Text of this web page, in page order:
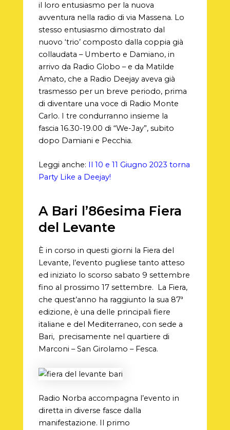
il loro entusiasmo per la nuova
avventura nella radio di via Massena. Lo
stesso entusiasmo dimostrato dal
nuovo ‘trio’ composto dalla coppia già
collaudata – Umberto e Damiano, in
arrivo da Radio Globo – e da Matilde
Amato, che a Radio Deejay aveva già
trasmesso per un breve periodo, prima
di diventare una voce di Radio Monte
Carlo. I tre condurranno insieme la
fascia 16.30-19.00 di “We-Jay”, subito
dopo Damiani e Pecchia.
Leggi anche:
Il 10 e 11 Giugno 2023 torna
Party Like a Deejay!
A Bari l’86esima Fiera
del Levante
È in corso in questi giorni la Fiera del
Levante, l’evento pugliese tanto atteso
ed iniziato lo scorso sabato 9 settembre
fino al prossimo 17 settembre. La Fiera,
che quest’anno ha raggiunto la sua 87ª
edizione, è una delle principali fiere
italiane e del Mediterraneo, con sede a
Bari, precisamente nel quartiere di
Marconi – San Girolamo – Fesca.
Radio Norba accompagna l’evento in
diretta in diverse fasce dalla
manifestazione. Il primo